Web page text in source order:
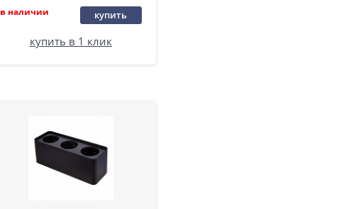
в наличии купить
купить в 1 клик